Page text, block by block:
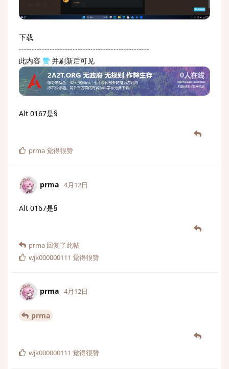
下载
---------------------------------------------------
此内容 赞 并刷新后可见
Alt 0167是§
prma觉得很赞
prma 4月12日
Alt 0167是§
prma 回复了此帖
wjk000000111 觉得很赞
prma 4月12日
prma
wjk000000111 觉得很赞